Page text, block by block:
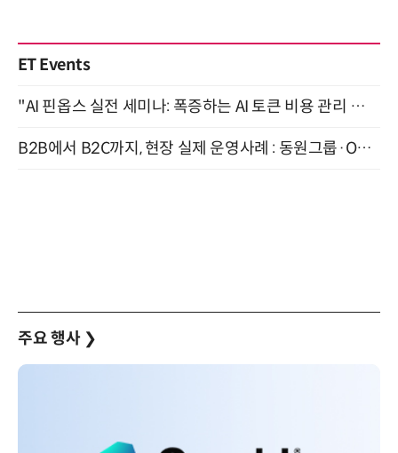
ET Events
"AI 핀옵스 실전 세미나: 폭증하는 AI 토큰 비용 관리 전략" 8월 21일 개최
B2B에서 B2C까지, 현장 실제 운영사례 : 동원그룹·OCI·다이닝브랜즈그룹·당근 (8/27)
주요 행사 ❯